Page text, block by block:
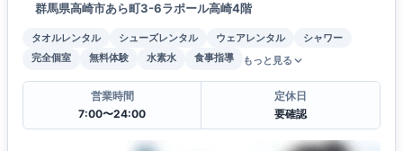
群馬県高崎市あら町3-6ラポール高崎4階
タオルレンタル シューズレンタル ウェアレンタル
シャワー
完全個室
無料体験 水素水 食事指導 もっと見る
営業時間
7:00〜24:00
定休日
要確認